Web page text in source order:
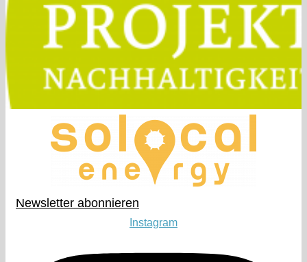
Newsletter abonnieren​
Instagram